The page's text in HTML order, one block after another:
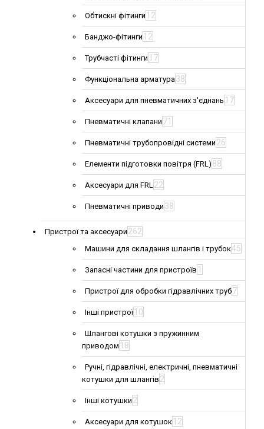
Обтискні фітинги 12
Банджо-фітинги 12
Трубчасті фітинги 17
Функціональна арматура38
Аксесуари для пневматичних з'єднань 17
Пневматичні клапани 71
Пневматичні трубопровідні системи 26
Елементи підготовки повітря (FRL) 88
Аксесуари для FRL22
Пневматичні приводи 38
Пристрої та аксесуари 262
Машини для складання шлангів і трубок45
Запасні частини для пристроїв 1
Пристрої для обробки гідравлічних труб7
Інші пристрої 10
Шлангові котушки з пружинним
приводом 18
Ручні, гідравлічні, електричні, пневматичні
котушки для шлангів 2
Інші котушки 2
Аксесуари для котушок 12